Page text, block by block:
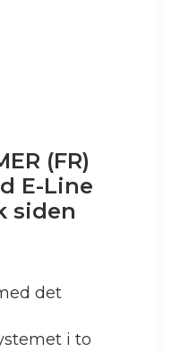
(FR)
E-Line
siden
det
i to